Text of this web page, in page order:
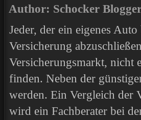
Author: Schocker
Jeder, der ein eigenes
Versicherung
Versicherungsmarkt, nicht
finden. Neben der
werden. Ein Vergleich der
wird ein Fachberater bei